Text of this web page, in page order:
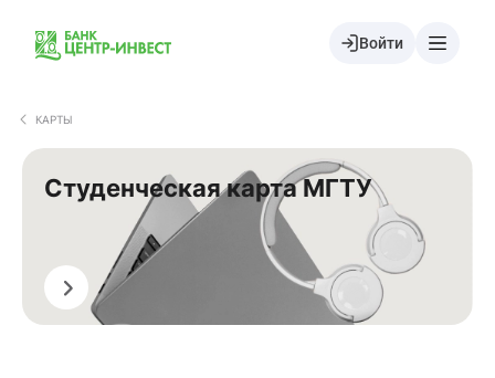
Войти
КАРТЫ
Студенческая карта МГТУ
Перевыпустить